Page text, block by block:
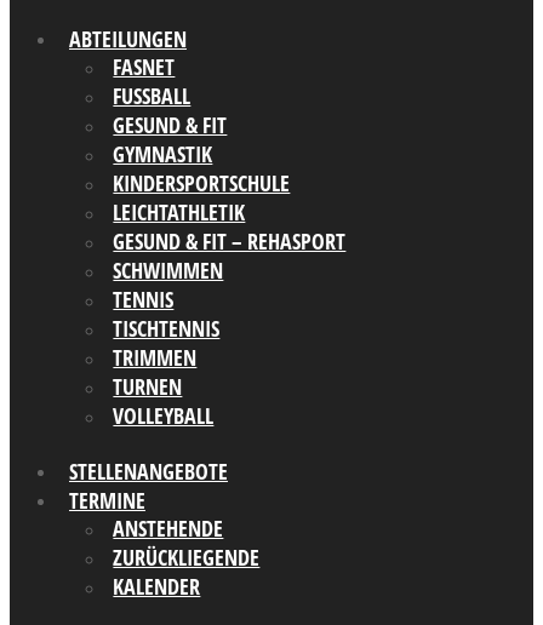
ABTEILUNGEN
FASNET
FUSSBALL
GESUND & FIT
GYMNASTIK
KINDERSPORTSCHULE
LEICHTATHLETIK
GESUND & FIT – REHASPORT
SCHWIMMEN
TENNIS
TISCHTENNIS
TRIMMEN
TURNEN
VOLLEYBALL
STELLENANGEBOTE
TERMINE
ANSTEHENDE
ZURÜCKLIEGENDE
KALENDER